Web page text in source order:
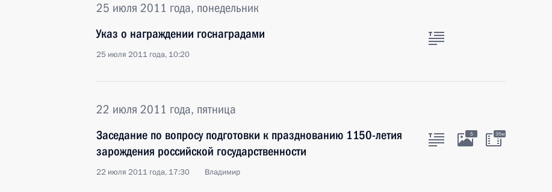
25 июля 2011 года, понедельник
Указ о награждении госнаградами
25 июля 2011 года, 10:20
22 июля 2011 года, пятница
Заседание по вопросу подготовки к празднованию 1150-летия
зарождения российской государственности
22 июля 2011 года, 17:30 Владимир
5 35м